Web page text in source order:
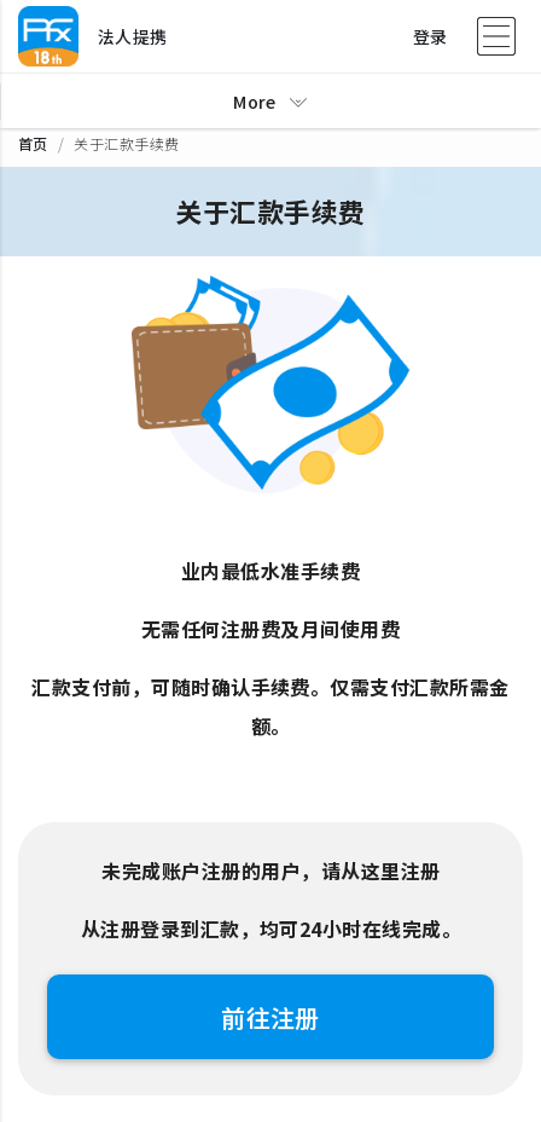
法人提携 登录
More
首页 关于汇款手续费
关于汇款手续费
业内最低水准手续费
无需任何注册费及月间使用费
汇款支付前，可随时确认手续费。仅需支付汇款所需金
额。
未完成账户注册的用户，请从这里注册
从注册登录到汇款，均可24小时在线完成。
前往注册